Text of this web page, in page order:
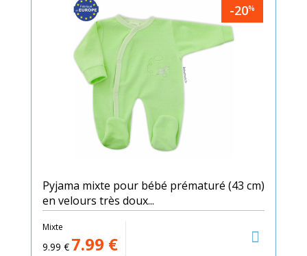
-20%
Pyjama mixte pour bébé prématuré (43 cm)
en velours très doux...
Mixte
9.99 € 7.99 €